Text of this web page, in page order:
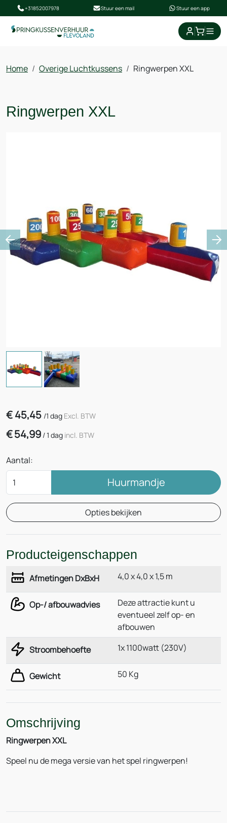
+31852007978 Stuur een mail Stuur een app
Home Overige Luchtkussens Ringwerpen XXL
Ringwerpen XXL
Previous
€45,45 /1 dag Excl. BTW
€54,99 /1 dag incl. BTW
Aantal:
Huurmandje
Opties bekijken
Producteigenschappen
Afmetingen DxBxH 4,0 x 4,0 x 1,5 m
Op-/ afbouwadvies
Deze attractie kunt u
eventueel zelf op- en
afbouwen
Stroombehoefte 1x 1100watt (230V)
Gewicht 50 Kg
Omschrijving
Ringwerpen XXL
Speel nu de mega versie van het spel ringwerpen!